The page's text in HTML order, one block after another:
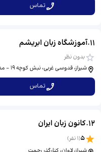
تماس
11
.آموزشگاه زبان ابریشم
بدون نظر
شیراز، قدوسی غربی، نبش کوچه 19 - مدرسه حانیه
تماس
12
.کانون زبان ایران
5
(
1 نفر)